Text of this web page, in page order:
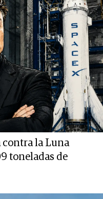
contra la Luna
toneladas de